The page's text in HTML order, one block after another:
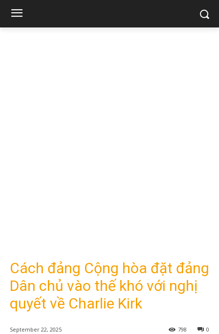
Cách đảng Cộng hòa đặt đảng
Dân chủ vào thế khó với nghị
quyết về Charlie Kirk
September 22, 2025 0
798